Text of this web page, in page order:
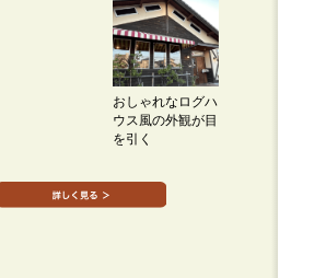
おしゃれなログハ
ウス風の外観が目
を引く